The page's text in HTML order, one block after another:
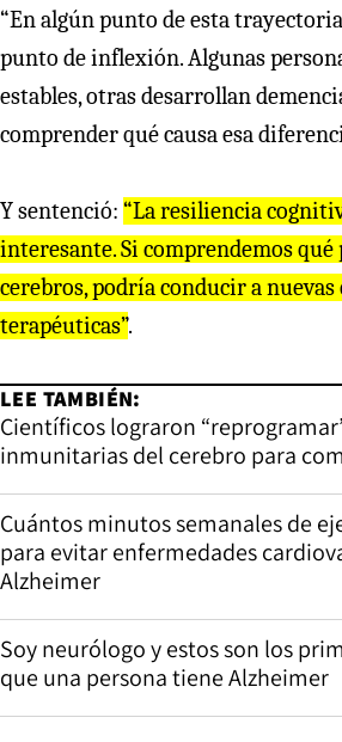
“En algún punto de esta
punto de inflexión. Algunas
estables, otras desarrollan
comprender qué causa esa
Y sentenció: “La resiliencia
interesante. Si comprendemos qué
cerebros, podría conducir a
terapéuticas”.
LEE TAMBIÉN:
Científicos lograron
inmunitarias del cerebro para
Cuántos minutos semanales de
para evitar enfermedades
Alzheimer
Soy neurólogo y estos son los
que una persona tiene Alzheimer